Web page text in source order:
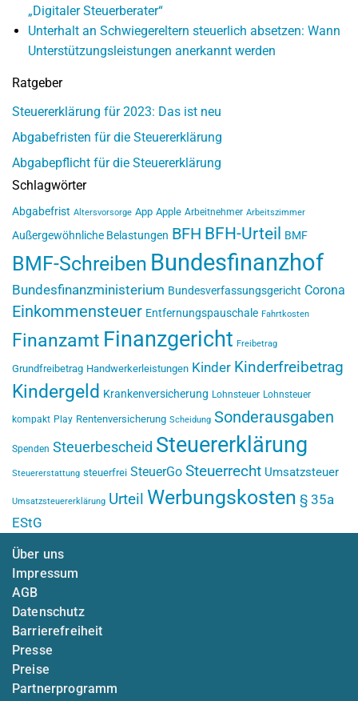
„Digitaler Steuerberater“
Unterhalt an Schwiegereltern steuerlich absetzen: Wann
Unterstützungsleistungen anerkannt werden
Ratgeber
Steuererklärung für 2023: Das ist neu
Abgabefristen für die Steuererklärung
Abgabepflicht für die Steuererklärung
Schlagwörter
Abgabefrist Altersvorsorge App Apple Arbeitnehmer Arbeitszimmer
Außergewöhnliche Belastungen BFH BFH-Urteil BMF
BMF-Schreiben Bundesfinanzhof
Bundesfinanzministerium Bundesverfassungsgericht Corona
Einkommensteuer Entfernungspauschale Fahrtkosten
Finanzamt Finanzgericht Freibetrag
Grundfreibetrag Handwerkerleistungen Kinder Kinderfreibetrag
Kindergeld Krankenversicherung Lohnsteuer Lohnsteuer
kompakt Play Rentenversicherung Scheidung Sonderausgaben
Spenden Steuerbescheid Steuererklärung
Steuererstattung steuerfrei SteuerGo Steuerrecht Umsatzsteuer
Umsatzsteuererklärung Urteil Werbungskosten § 35a
EStG
Über uns
Impressum
AGB
Datenschutz
Barrierefreiheit
Presse
Preise
Partnerprogramm